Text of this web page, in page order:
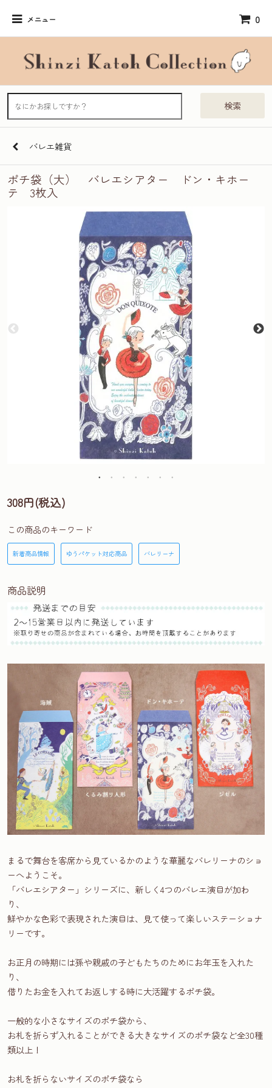
メニュー 0
検索
バレエ雑貨
ポチ袋（大） バレエシアター ドン・キホー
テ 3枚入
308円(税込)
この商品のキーワード
新着商品情報 ゆうパケット対応商品 バレリーナ
商品説明
まるで舞台を客席から見ているかのような華麗なバレリーナのショ
ーへようこそ。
「バレエシアター」シリーズに、新しく4つのバレエ演目が加わ
り、
鮮やかな色彩で表現された演目は、見て使って楽しいステーショナ
リーです。
お正月の時期には孫や親戚の子どもたちのためにお年玉を入れた
り、
借りたお金を入れてお返しする時に大活躍するポチ袋。
一般的な小さなサイズのポチ袋から、
お札を折らず入れることができる大きなサイズのポチ袋など全30種
類以上！
お札を折らないサイズのポチ袋なら